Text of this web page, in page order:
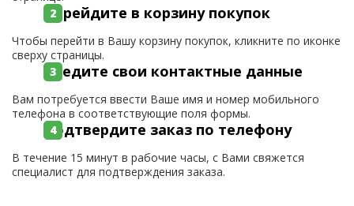
Перейдите в корзину покупок
Чтобы перейти в Вашу корзину покупок, кликните по иконке
сверху страницы.
Введите свои контактные данные
Вам потребуется ввести Ваше имя и номер мобильного
телефона в соответствующие поля формы.
Подтвердите заказ по телефону
В течение 15 минут в рабочие часы, с Вами свяжется
специалист для подтверждения заказа.